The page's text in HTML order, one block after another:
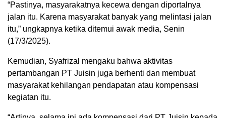
“Pastinya, masyarakatnya kecewa dengan diportalnya
jalan itu. Karena masyarakat banyak yang melintasi jalan
itu,” ungkapnya ketika ditemui awak media, Senin
(17/3/2025).
Kemudian, Syafrizal mengaku bahwa aktivitas
pertambangan PT Juisin juga berhenti dan membuat
masyarakat kehilangan pendapatan atau kompensasi
kegiatan itu.